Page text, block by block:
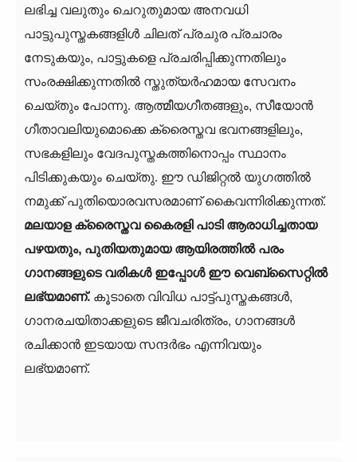
ലഭിച്ച വലുതും ചെറുതുമായ അനവധി
പാട്ടുപുസ്തകങ്ങളിൾ ചിലത് പ്രചുര പ്രചാരം
നേടുകയും, പാട്ടുകളെ പ്രചരിപ്പിക്കുന്നതിലും
സംരക്ഷിക്കുന്നതിൽ സ്തുത്യർഹമായ സേവനം
ചെയ്തും പോന്നു. ആത്മീയഗീതങ്ങളും, സീയോൻ
ഗീതാവലിയുമൊക്കെ ക്രൈസ്തവ ഭവനങ്ങളിലും,
സഭകളിലും വേദപുസ്തകത്തിനൊപ്പം സ്ഥാനം
പിടിക്കുകയും ചെയ്തു. ഈ ഡിജിറ്റൽ യുഗത്തിൽ
നമുക്ക് പുതിയൊരവസരമാണ് കൈവന്നിരിക്കുന്നത്.
മലയാള ക്രൈസ്തവ കൈരളി പാടി ആരാധിച്ചതായ
പഴയതും, പുതിയതുമായ ആയിരത്തില്‍ പരം
ഗാനങ്ങളുടെ വരികള്‍ ഇപ്പോള്‍ ഈ വെബ്‌സൈറ്റില്‍
ലഭ്യമാണ്. കൂടാതെ വിവിധ പാട്ട്പുസ്തകങ്ങള്‍,
ഗാനരചയിതാക്കളുടെ ജീവചരിത്രം, ഗാനങ്ങള്‍
രചിക്കാന്‍ ഇടയായ സന്ദര്‍ഭം എന്നിവയും
ലഭ്യമാണ്.